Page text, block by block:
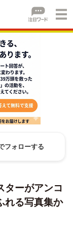
フォローする
ターがアンコ
れる写真集か